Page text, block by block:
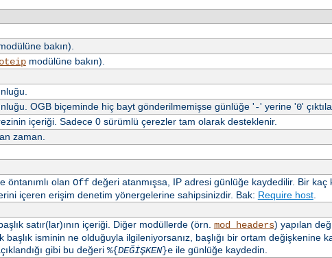
bakın).
modülüne bakın).
OGB biçeminde hiç bayt gönderilmemişse günlüğe '-' yerine '0'
içeriği. Sadece 0 sürümlü çerezler tam olarak desteklenir.
zaman.
öntanımlı olan Offdeğeri atanmışsa, IP adresi günlüğe kaydedilir. Bir kaç
içeren erişim denetim yönergelerine sahipsinizdir. Bak: Require host.
satır(lar)ının içeriği. Diğer modüllerde (örn. mod_headers) yapılan
isminin ne olduğuyla ilgileniyorsanız, başlığı bir ortam değişkenine
gibi bu değeri %{DEĞİŞKEN}eile günlüğe kaydedin.